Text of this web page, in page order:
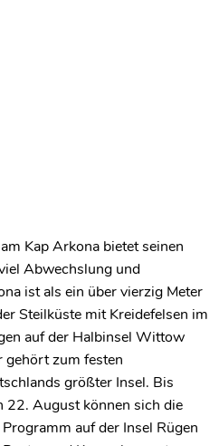
Kap Arkona bietet seinen
Abwechslung und
ist als ein über vierzig Meter
Steilküste mit Kreidefelsen im
auf der Halbinsel Wittow
gehört zum festen
größter Insel. Bis
22. August können sich die
auf der Insel Rügen